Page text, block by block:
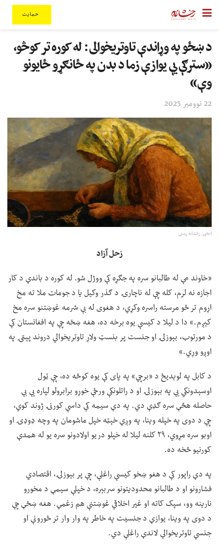
حمایت
د ښځو په وړاندې تاوتریخوالی: له کوره تر کوڅو،
«سترګې یې یوازې زما د بدن په ځانګړو ځایونو
وې»
22 نوومبر 2025
انځور: رخشانه رسنۍ
زحل آزاد
«خاوند مې له طالبانو سره په جګړه کې ووژل شو. له کوره د باندې د کار
اجازه نه لرم، کله چې له ناچارۍ د ګذر وکیل یا د جومات ملا ته مخ
اړوم تر څو مرسته راسره وکړي، د هغوی له بې شرمه غوښتنو سره مخ
کېږم.» دا د لیلا د کیسې یوه برخه ده، هغه ښځه چې په افغانستان کې
د مورتوب، بېوزلۍ او جنست پر بنسټ ولاړ تاوتریخوالي دروند پېټۍ په
اوږو وړي.»
د کابل په لوېدیځ د «برچي» په پای کې یوه کوڅه ده، چې ټول
اوسېدونکي یې په بېوزلۍ او د راتلونکې ورځې خوړو برابرولو لپاره یې بې
حاصله هڅې سره ګډې دي. په دې سیمه کې داسې کورنۍ ژوند کوي،
چې د دوی په خپله وینا، په وږې خېټه خپل ماشومان په وچه ډوډۍ او
اوبو سره مړوي، ۲۹ کلنه لیلا له خپلو دریو اولادونو سره یو له همدې
کورنیو څخه ده.
په دې راپور کې د هغو ښخو کیسې راغلې، چې پر بېوزلۍ، اقتصادي
فشارونو او د طالبانو محدودیتونو سربېره، د خپلې سیمې د مخورو
نارینه وو، سپک کاته او غیر اخلاقي غوښتنې هم زغمي. هغه ښځې چې
د دوی په وینا، یوازې د جنسیت په خاطر په وار وار تر ځورونې او
جنسي تاوتریخوالې لاندې راغلې دي.